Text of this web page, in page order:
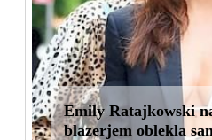
Emily Ratajkowski
blazerjem oblekla